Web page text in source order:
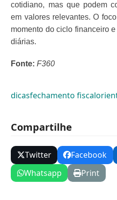
cotidiano, mas que podem
em valores relevantes. O
momento do ciclo financeiro
diárias.
Fonte: F360
dicasfechamento fiscal
Compartilhe
Twitter Facebook
Whatsapp
Print